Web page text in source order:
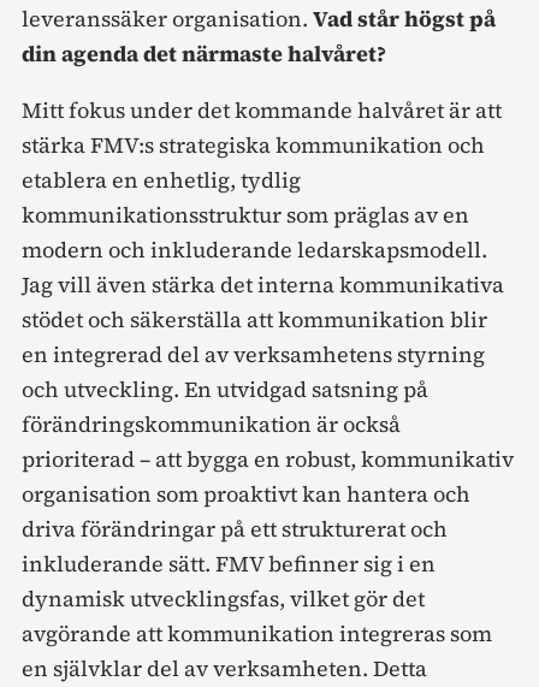
leveranssäker organisation. Vad står högst på
din agenda det närmaste halvåret?
Mitt fokus under det kommande halvåret är att
stärka FMV:s strategiska kommunikation och
etablera en enhetlig, tydlig
kommunikationsstruktur som präglas av en
modern och inkluderande ledarskapsmodell.
Jag vill även stärka det interna kommunikativa
stödet och säkerställa att kommunikation blir
en integrerad del av verksamhetens styrning
och utveckling. En utvidgad satsning på
förändringskommunikation är också
prioriterad – att bygga en robust, kommunikativ
organisation som proaktivt kan hantera och
driva förändringar på ett strukturerat och
inkluderande sätt. FMV befinner sig i en
dynamisk utvecklingsfas, vilket gör det
avgörande att kommunikation integreras som
en självklar del av verksamheten. Detta